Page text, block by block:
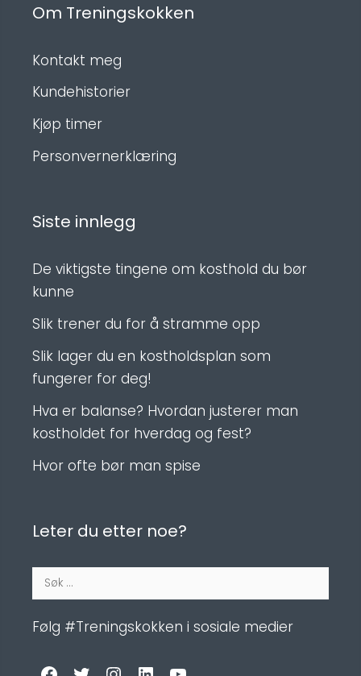
Om Treningskokken
Kontakt meg
Kundehistorier
Kjøp timer
Personvernerklæring
Siste innlegg
De viktigste tingene om kosthold du bør
kunne
Slik trener du for å stramme opp
Slik lager du en kostholdsplan som
fungerer for deg!
Hva er balanse? Hvordan justerer man
kostholdet for hverdag og fest?
Hvor ofte bør man spise
Leter du etter noe?
Søk
etter:
Følg #Treningskokken i sosiale medier